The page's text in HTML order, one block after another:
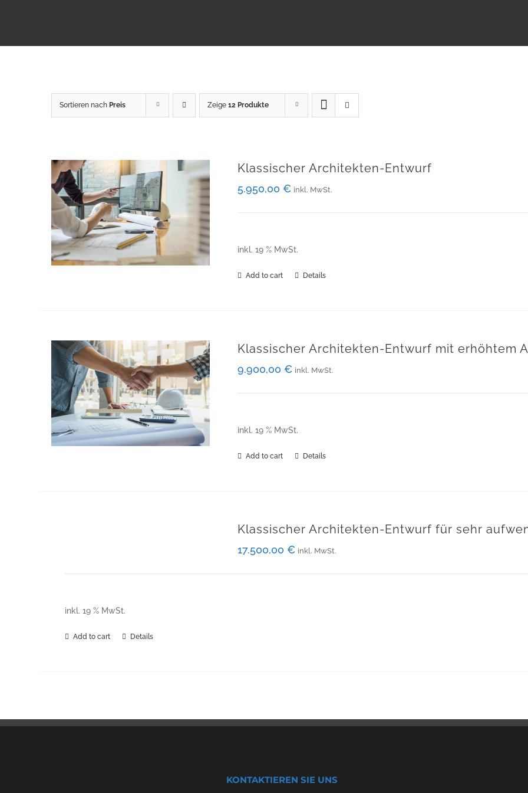
Sortieren nach Preis Zeige 12 Produkte
Klassischer Architekten-Entwurf
5.950,00 € inkl. MwSt.
inkl. 19 % MwSt.
Add to cart Details
Klassischer Architekten-Entwurf mit erhöhtem
9.900,00 € inkl. MwSt.
inkl. 19 % MwSt.
Add to cart Details
Klassischer Architekten-Entwurf für sehr
17.500,00 € inkl. MwSt.
inkl. 19 % MwSt.
Add to cart Details
KONTAKTIEREN SIE UNS